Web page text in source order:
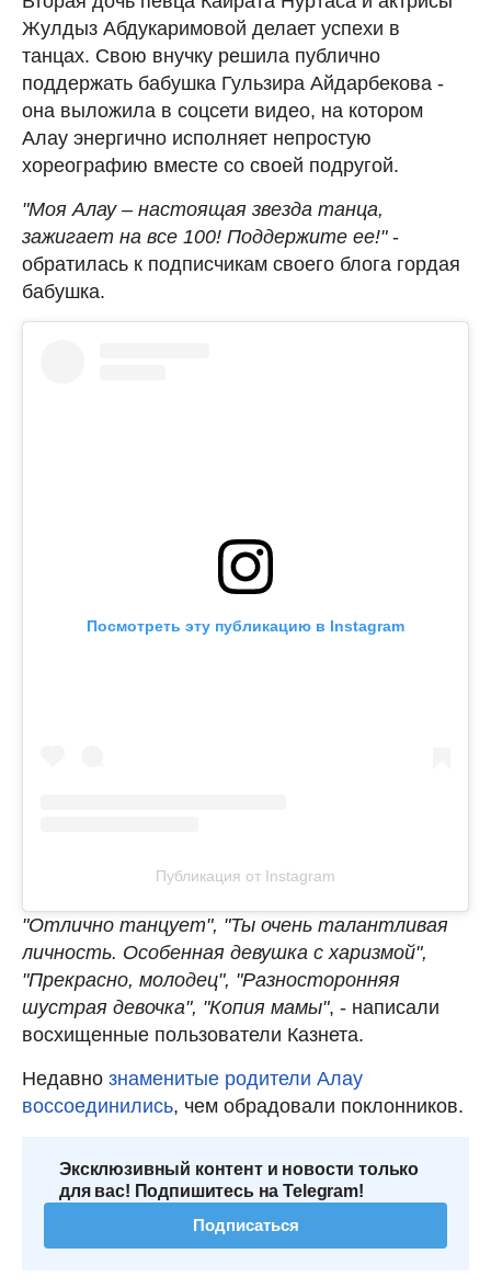
Жулдыз Абдукаримовой делает успехи в
танцах. Свою внучку решила публично
поддержать бабушка Гульзира Айдарбекова -
она выложила в соцсети видео, на котором
Алау энергично исполняет непростую
хореографию вместе со своей подругой.
"Моя Алау – настоящая звезда танца,
зажигает на все 100! Поддержите ее!"-
обратилась к подписчикам своего блога гордая
бабушка.
Посмотреть эту публикацию в Instagram
Публикация от Instagram
"Отлично танцует", "Ты очень талантливая
личность. Особенная девушка с харизмой",
"Прекрасно, молодец", "Разносторонняя
шустрая девочка", "Копия мамы", - написали
восхищенные пользователи Казнета.
Недавно знаменитые родители Алау
воссоединились, чем обрадовали поклонников.
Эксклюзивный контент и новости только
для вас! Подпишитесь на Telegram!
Подписаться